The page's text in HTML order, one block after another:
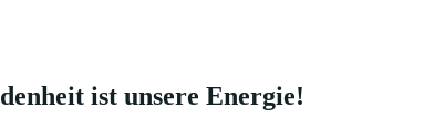
ist unsere Energie!